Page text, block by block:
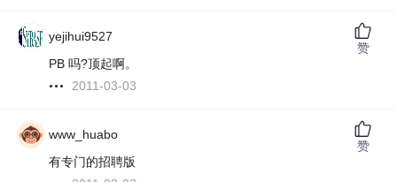
yejihui9527
PB 吗?顶起啊。
2011-03-03
赞
www_huabo
有专门的招聘版
赞